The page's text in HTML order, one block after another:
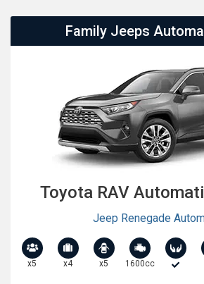
Family Jeeps
Toyota RAV
Jeep Renegade
x5 x4 x5 1600cc